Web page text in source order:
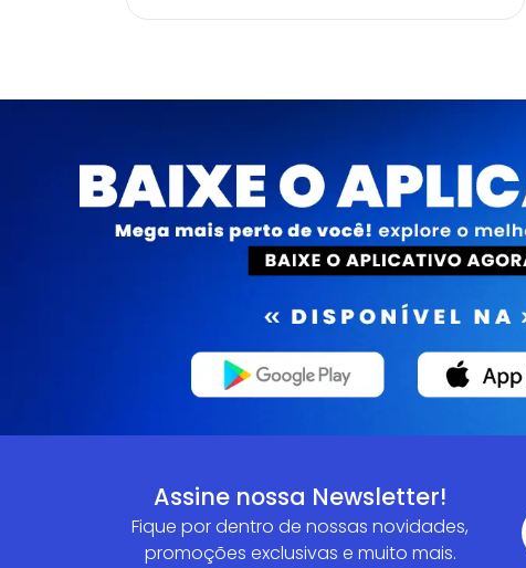
Assine nossa Newsletter!
Fique por dentro de nossas novidades,
promoções exclusivas e muito mais.